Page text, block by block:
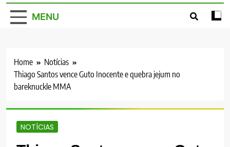
MENU
Home
Notícias
Thiago Santos vence Guto Inocente e quebra jejum no
bareknuckle MMA
NOTÍCIAS